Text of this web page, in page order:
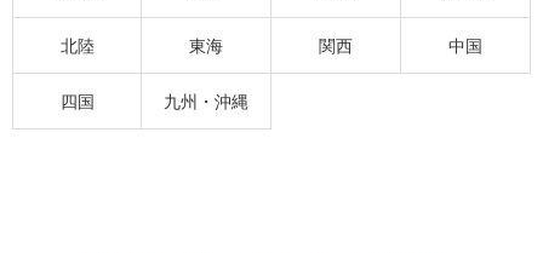
北陸 東海 関西 中国
四国 九州・沖縄